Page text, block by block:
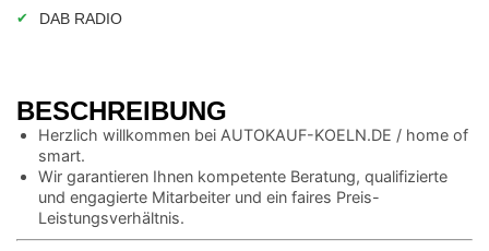
✔ DAB RADIO
BESCHREIBUNG
Herzlich willkommen bei AUTOKAUF-KOELN.DE / home of
smart.
Wir garantieren Ihnen kompetente Beratung, qualifizierte
und engagierte Mitarbeiter und ein faires Preis-
Leistungsverhältnis.